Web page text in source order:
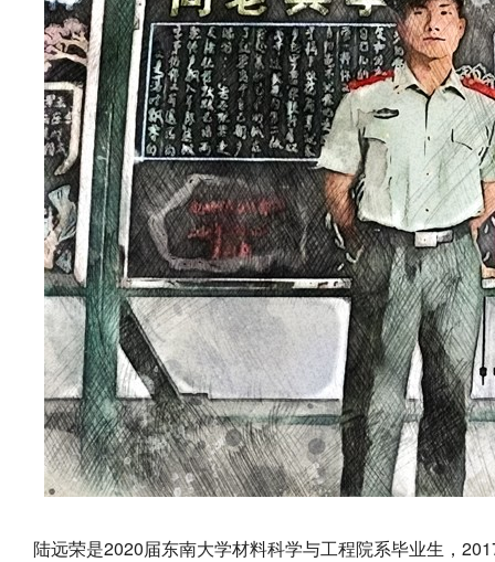
陆远荣是2020届东南大学材料科学与工程院系毕业生，